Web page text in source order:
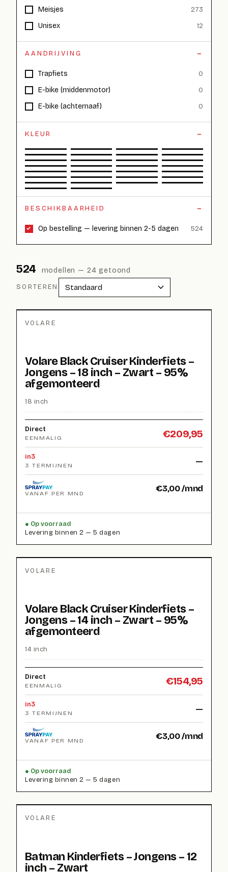
Meisjes 273
Unisex 12
AANDRIJVING
Trapfiets 0
E-bike (middenmotor) 0
E-bike (achternaaf) 0
KLEUR
BESCHIKBAARHEID
Op bestelling — levering binnen 2-5 dagen 524
524 modellen — 24 getoond
SORTEREN
VOLARE
Volare Black Cruiser Kinderfiets –
Jongens – 18 inch – Zwart – 95%
afgemonteerd
18 inch
Direct
EENMALIG €209,95
in3
3 TERMIJNEN —
VANAF PER MND €3,00/mnd
Op voorraad
Levering binnen 2 — 5 dagen
VOLARE
Volare Black Cruiser Kinderfiets –
Jongens – 14 inch – Zwart – 95%
afgemonteerd
14 inch
Direct
EENMALIG €154,95
in3
3 TERMIJNEN —
VANAF PER MND €3,00/mnd
Op voorraad
Levering binnen 2 — 5 dagen
VOLARE
Batman Kinderfiets – Jongens – 12
inch – Zwart